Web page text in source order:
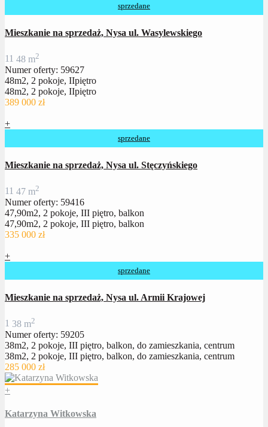
sprzedane
Mieszkanie na sprzedaż, Nysa ul. Wasylewskiego
11 48 m2
Numer oferty: 59627
48m2, 2 pokoje, IIpiętro
48m2, 2 pokoje, IIpiętro
389 000 zł
+
sprzedane
Mieszkanie na sprzedaż, Nysa ul. Stęczyńskiego
11 47 m2
Numer oferty: 59416
47,90m2, 2 pokoje, III piętro, balkon
47,90m2, 2 pokoje, III piętro, balkon
335 000 zł
+
sprzedane
Mieszkanie na sprzedaż, Nysa ul. Armii Krajowej
1 38 m2
Numer oferty: 59205
38m2, 2 pokoje, III piętro, balkon, do zamieszkania, centrum
38m2, 2 pokoje, III piętro, balkon, do zamieszkania, centrum
285 000 zł
+
Katarzyna Witkowska